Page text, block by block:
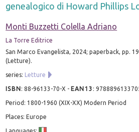
genealogico di Howard Phillips
Monti Buzzetti Colella Adriano
La Torre Editrice
San Marco Evangelista, 2024; paperback, pp.
(Letture).
series: Letture
ISBN:88-96133-70-X - EAN13 :
Period: 1800-1960 (XIX-XX) Modern Period
Places: Europe
Languages: